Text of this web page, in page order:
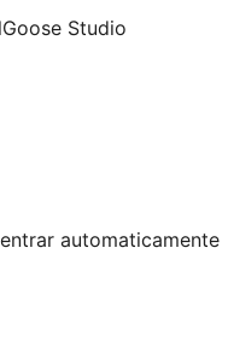
Studio
automaticamente